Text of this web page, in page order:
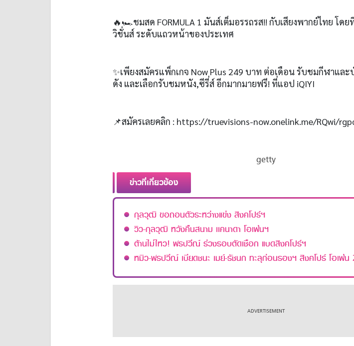
🔥🏎ชมสด FORMULA 1 มันส์เต็มอรรถรส!! กับเสียงพากย์ไทย โด
วิชั่นส์ ระดับแถวหน้าของประเทศ
✨เพียงสมัครแพ็กเกจ Now Plus 249 บาท ต่อเดือน รับชมกีฬาและ
ดัง และเลือกรับชมหนัง,ซีรี่ส์ อีกมากมายฟรี! ที่แอป iQIYI
📌สมัครเลยคลิก : https://truevisions-now.onelink.me/RQwi/
getty
ข่าวที่เกี่ยวข้อง
กุลวุฒิ ขอถอนตัวระหว่างแข่ง สิงคโปร์ฯ
วิว-กุลวุฒิ หวังคืนสนาม เเคนาดา โอเพ่นฯ
ต้านไม่ไหว! พรปวีณ์ ร่วงรอบตัดเชือก แบดสิงคโปร์ฯ
หมิว-พรปวีณ์ เบียดชนะ เมย์-รัชนก ทะลุก่อนรองฯ สิงคโปร์ โอเพ่น